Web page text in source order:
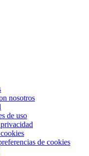
nosotros
de uso
de cookies